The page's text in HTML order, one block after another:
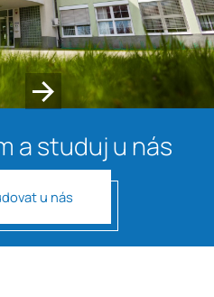
a studuj u nás
u nás